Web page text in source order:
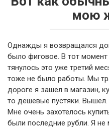
мою
Однажды я возвращался
было фиговое. В тот
тянулось это уже третий
тоже не было работы. Мы
дороге я зашел в магазин,
то дешевые пустяки. Вышел.
Мне очень захотелось
были последние рубли. Я не